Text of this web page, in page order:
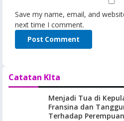
Save my name, email, and
next time I comment.
Catatan KIta
Menjadi Tua di
Fransina dan
Terhadap